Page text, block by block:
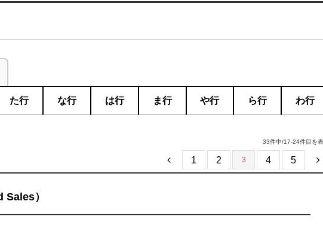
た行 な行 は行 ま行 や行 ら行 わ行
33件中/17-24件目を
1 2 3 4 5
）